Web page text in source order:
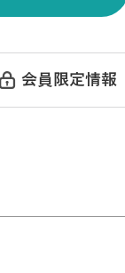
会員限定情報